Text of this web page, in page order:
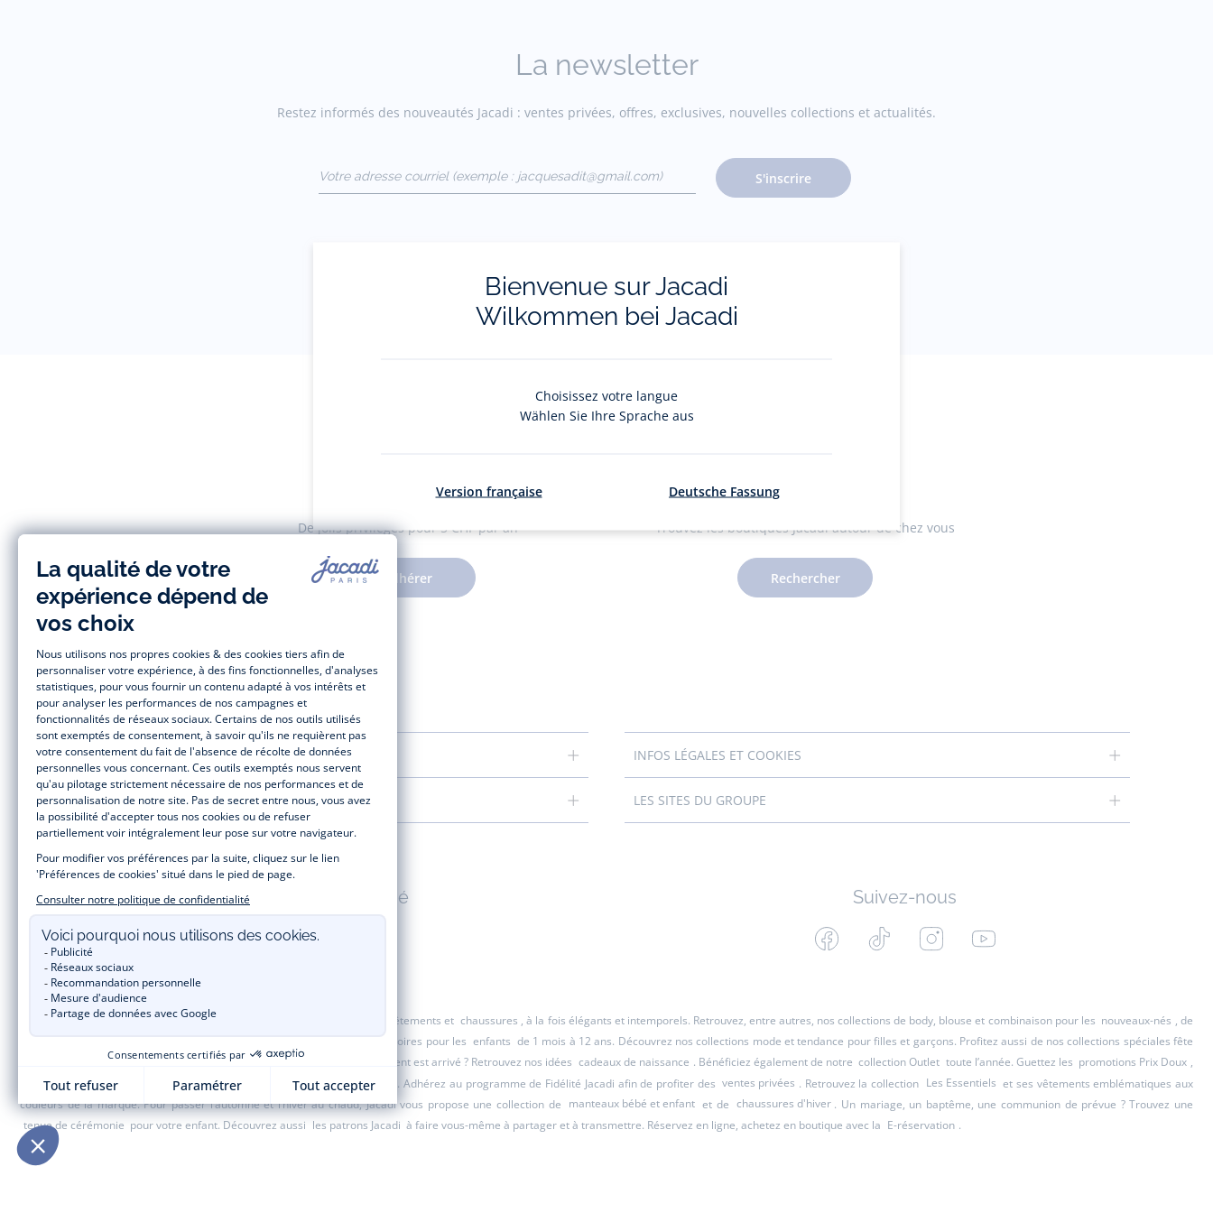
La newsletter
Restez informés des nouveautés Jacadi : ventes privées, offres, exclusives, nouvelles collections et actualités.
(exemple :
jacquesadit@gmail.com)
S'inscrire
Le Club Jacadi
De jolis privilèges pour 5 CHF par an
Adhérer
Les boutiques
Trouvez les boutiques Jacadi autour de chez vous
Rechercher
AIDE ET SERVICES
LA MAISON JACADI
INFOS LÉGALES ET COOKIES
LES SITES DU GROUPE
Paiement 100% sécurisé Suivez-nous
Facebook Tiktok InstagramYoutube
Jacadi Paris vous propose sur sa boutique en ligne une grande variété de vêtements et chaussures , à la fois élégants et intemporels. Retrouvez, entre autres, nos collections de body, blouse et combinaison pour les nouveaux-nés , de
et de pantalons, chaussettes et accessoires pour les enfants de 1 mois à 12 ans. Découvrez nos collections mode et tendance pour filles et garçons. Profitez aussi de nos collections spéciales fête
de fin d’année et trouvez des idées cadeaux de Noël . Un heureux événement est arrivé ? Retrouvez nos idées cadeaux de naissance . Bénéficiez également de notre collection Outlet toute l’année. Guettez les promotions Prix Doux ,
une opération spéciale Jacadi avec des vêtements enfant à prix tout ronds. Adhérez au programme de Fidélité Jacadi afin de profiter des ventes privées . Retrouvez la collection Les Essentiels et ses vêtements emblématiques aux
couleurs de la marque. Pour passer l’automne et l’hiver au chaud, Jacadi vous propose une collection de manteaux bébé et enfant et de chaussures d'hiver . Un mariage, un baptême, une communion de prévue ? Trouvez une
tenue de cérémonie pour votre enfant. Découvrez aussi les patrons Jacadi à faire vous-même à partager et à transmettre. Réservez en ligne, achetez en boutique avec la E-réservation .
Bienvenue sur Jacadi
Wilkommen bei Jacadi
Choisissez votre langue
Wählen Sie Ihre Sprache aus
Version française Deutsche Fassung